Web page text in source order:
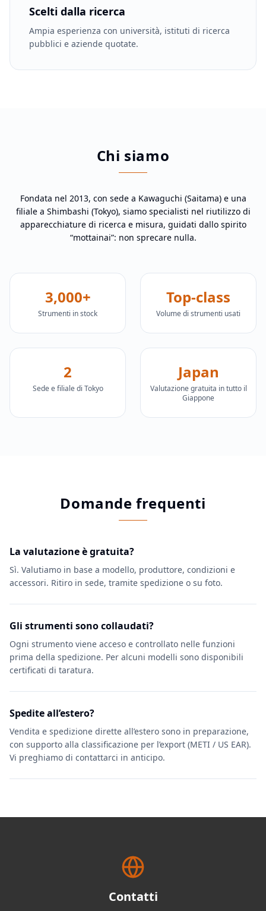
Scelti dalla ricerca
Ampia esperienza con università, istituti di ricerca
pubblici e aziende quotate.
Chi siamo
Fondata nel 2013, con sede a Kawaguchi (Saitama) e una
filiale a Shimbashi (Tokyo), siamo specialisti nel riutilizzo di
apparecchiature di ricerca e misura, guidati dallo spirito
“mottainai”: non sprecare nulla.
3,000+
Strumenti in stock
Top-class
Volume di strumenti usati
2
Sede e filiale di Tokyo
Japan
Valutazione gratuita in tutto il
Giappone
Domande frequenti
La valutazione è gratuita?
Sì. Valutiamo in base a modello, produttore, condizioni e
accessori. Ritiro in sede, tramite spedizione o su foto.
Gli strumenti sono collaudati?
Ogni strumento viene acceso e controllato nelle funzioni
prima della spedizione. Per alcuni modelli sono disponibili
certificati di taratura.
Spedite all’estero?
Vendita e spedizione dirette all’estero sono in preparazione,
con supporto alla classificazione per l’export (METI / US EAR).
Vi preghiamo di contattarci in anticipo.
Contatti